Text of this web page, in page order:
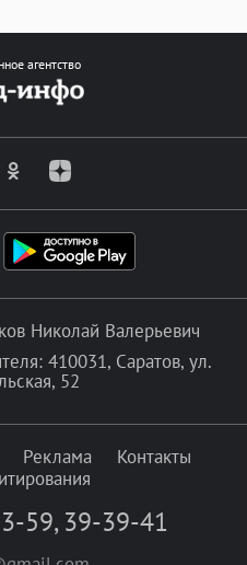
агентство
Николай Валерьевич
410031, Саратов, ул.
52
Реклама
Контакты
59, 39-39-41